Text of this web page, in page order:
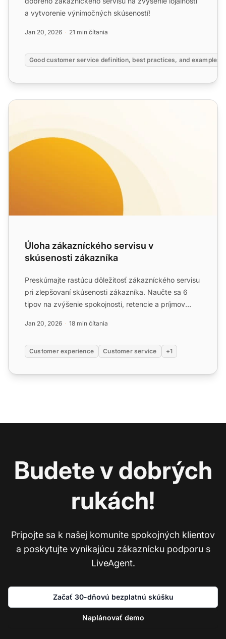
a vytvorenie výnimočných skúseností!
Jan 20, 2026 21 min čítania
Good customer service definition, best practices, and examples
Úloha zákazníckého servisu v skúsenosti zákazníka
Úloha zákazníckého servisu v
skúsenosti zákazníka
Preskúmajte rastúcu dôležitosť zákazníckého servisu
pri zlepšovaní skúsenosti zákazníka. Naučte sa 6
tipov na zvýšenie spokojnosti, retencie a príjmov
Jan 20, 2026 18 min čítania
Customer experience Customer service +1
Budete v dobrých
rukách!
Pripojte sa k našej komunite spokojných klientov
a poskytujte vynikajúcu zákaznícku podporu s
LiveAgent.
Začať 30-dňovú bezplatnú skúšku
Naplánovať demo